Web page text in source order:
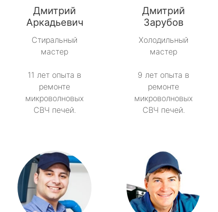
Дмитрий
Аркадьевич
Стиральный
мастер
11 лет опыта в
ремонте
микроволновых
СВЧ печей.
Дмитрий
Зарубов
Холодильный
мастер
9 лет опыта в
ремонте
микроволновых
СВЧ печей.